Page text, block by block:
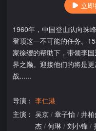
立
1960年，中国登山队向珠
登顶这一不可能的任务。
家徐缨的帮助下，带领李
界之巅。迎接他们的将是
战......
导演： 李仁港
主演： 吴京 / 章子怡 / 井柏
杰 / 何琳 / 刘小锋 /